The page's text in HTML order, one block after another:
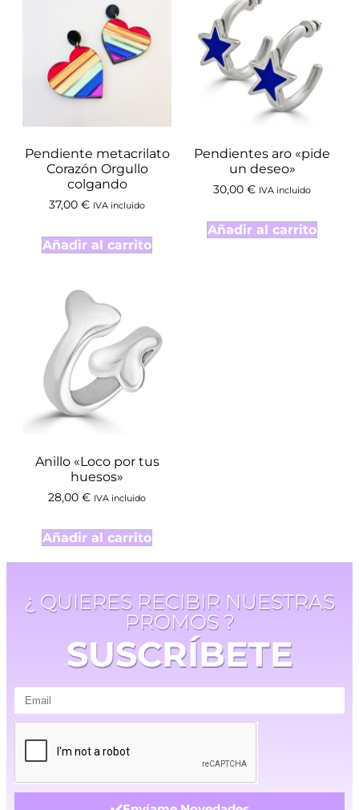
Pendiente metacrilato
Corazón Orgullo
colgando
37,00 € IVA incluido
Añadir al carrito
Pendientes aro «pide
un deseo»
30,00 € IVA incluido
Añadir al carrito
Anillo «Loco por tus
huesos»
28,00 € IVA incluido
Añadir al carrito
¿ QUIERES RECIBIR NUESTRAS
PROMOS ?
SUSCRÍBETE